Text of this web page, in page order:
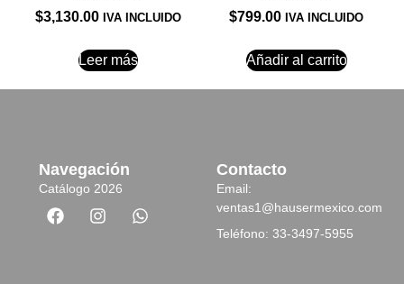
$3,130.00 IVA INCLUIDO
Leer más
$799.00 IVA INCLUIDO
Añadir al carrito
Navegación
Catálogo 2026
Contacto
Email:
ventas1@hausermexico.com
Teléfono: 33-3497-5955